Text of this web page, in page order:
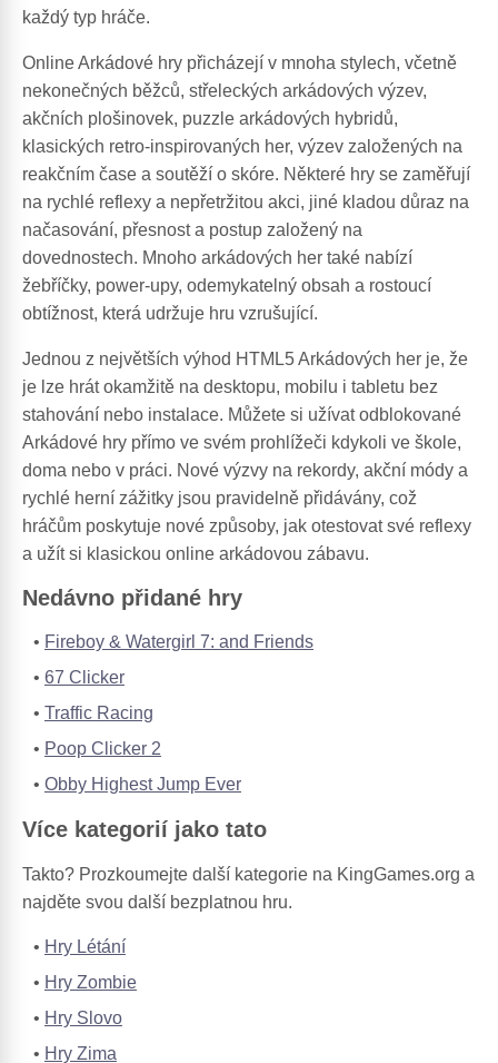
každý typ hráče.
Online Arkádové hry přicházejí v mnoha stylech, včetně
nekonečných běžců, střeleckých arkádových výzev,
akčních plošinovek, puzzle arkádových hybridů,
klasických retro-inspirovaných her, výzev založených na
reakčním čase a soutěží o skóre. Některé hry se zaměřují
na rychlé reflexy a nepřetržitou akci, jiné kladou důraz na
načasování, přesnost a postup založený na
dovednostech. Mnoho arkádových her také nabízí
žebříčky, power-upy, odemykatelný obsah a rostoucí
obtížnost, která udržuje hru vzrušující.
Jednou z největších výhod HTML5 Arkádových her je, že
je lze hrát okamžitě na desktopu, mobilu i tabletu bez
stahování nebo instalace. Můžete si užívat odblokované
Arkádové hry přímo ve svém prohlížeči kdykoli ve škole,
doma nebo v práci. Nové výzvy na rekordy, akční módy a
rychlé herní zážitky jsou pravidelně přidávány, což
hráčům poskytuje nové způsoby, jak otestovat své reflexy
a užít si klasickou online arkádovou zábavu.
Nedávno přidané hry
Fireboy & Watergirl 7: and Friends
67 Clicker
Traffic Racing
Poop Clicker 2
Obby Highest Jump Ever
Více kategorií jako tato
Takto? Prozkoumejte další kategorie na KingGames.org a
najděte svou další bezplatnou hru.
Hry Létání
Hry Zombie
Hry Slovo
Hry Zima